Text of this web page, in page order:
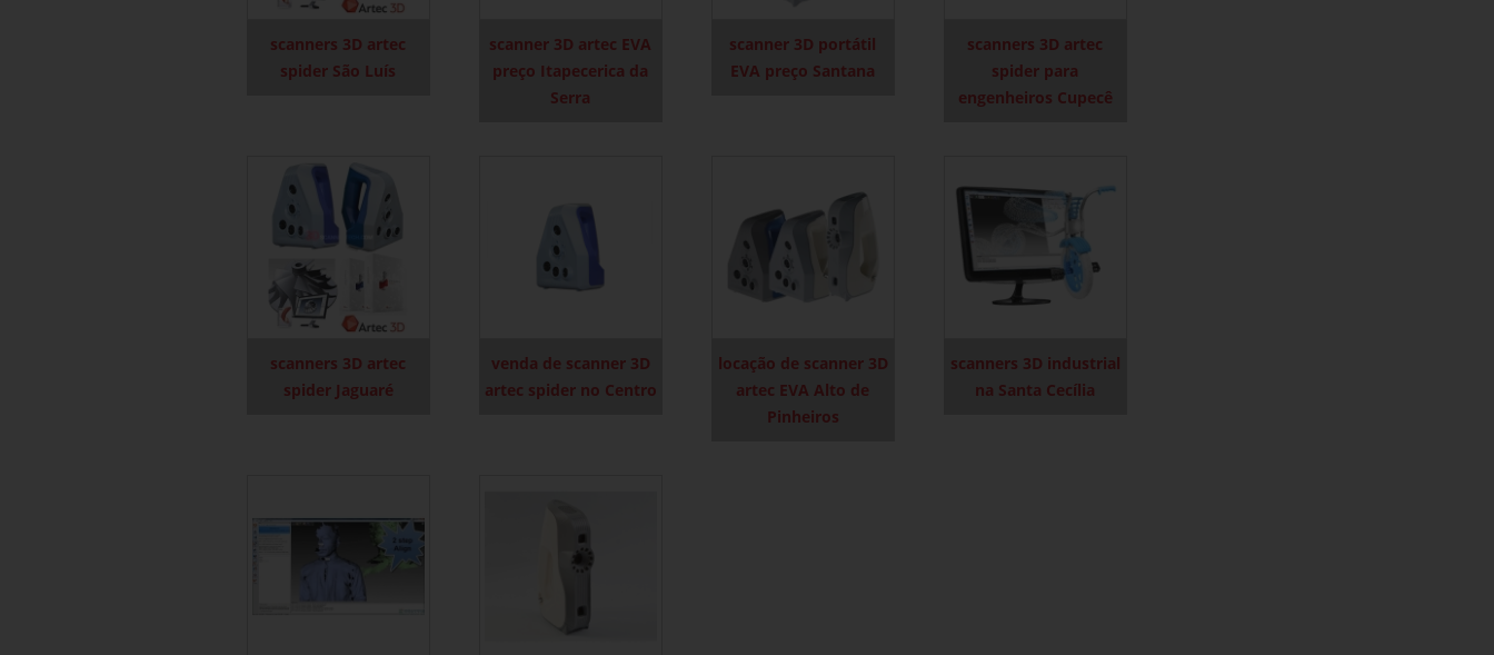
scanners 3D artec
spider São Luís
scanner 3D artec EVA
preço Itapecerica da
Serra
scanner 3D portátil
EVA preço Santana
scanners 3D artec
spider para
engenheiros Cupecê
scanners 3D artec
spider Jaguaré
venda de scanner 3D
artec spider no Centro
locação de scanner 3D
artec EVA Alto de
Pinheiros
scanners 3D industrial
na Santa Cecília